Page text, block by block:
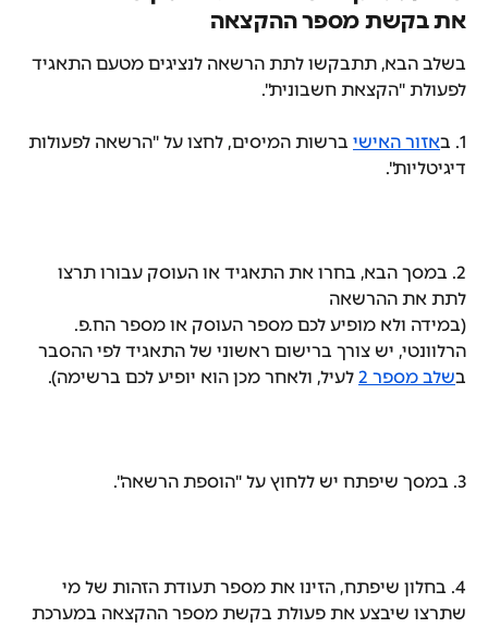
את בקשת מספר ההקצאה
בשלב הבא, תתבקשו לתת הרשאה לנציגים מטעם התאגיד
לפעולת "הקצאת חשבונית".
1. ב אזור האישי ברשות המיסים, לחצו על "הרשאה לפעולות
דיגיטליות".
2. במסך הבא, בחרו את התאגיד או העוסק עבורו תרצו
לתת את ההרשאה
(במידה ולא מופיע לכם מספר העוסק או מספר הח.פ.
הרלוונטי, יש צורך ברישום ראשוני של התאגיד לפי ההסבר
בשלב מספר 2 לעיל, ולאחר מכן הוא יופיע לכם ברשימה).
3. במסך שיפתח יש ללחוץ על "הוספת הרשאה".
4. בחלון שיפתח, הזינו את מספר תעודת הזהות של מי
שתרצו שיבצע את פעולת בקשת מספר ההקצאה במערכת